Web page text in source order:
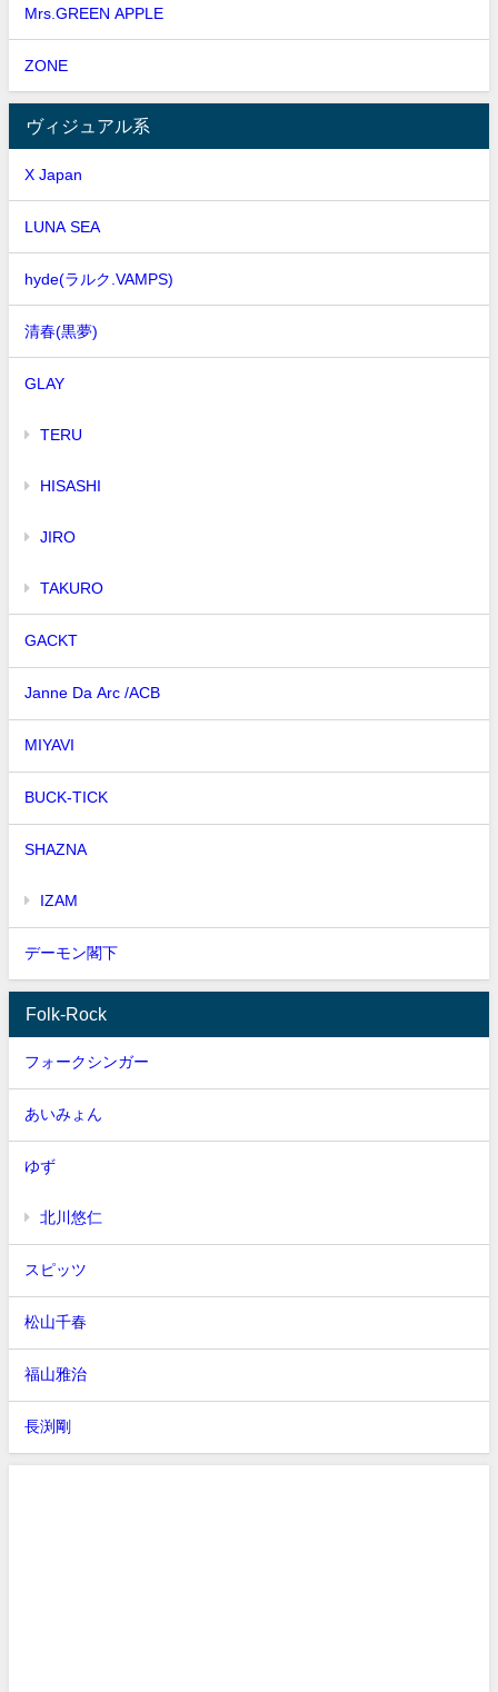
Mrs.GREEN APPLE
ZONE
ヴィジュアル系
X Japan
LUNA SEA
hyde(ラルク.VAMPS)
清春(黒夢)
GLAY
TERU
HISASHI
JIRO
TAKURO
GACKT
Janne Da Arc /ACB
MIYAVI
BUCK-TICK
SHAZNA
IZAM
デーモン閣下
Folk-Rock
フォークシンガー
あいみょん
ゆず
北川悠仁
スピッツ
松山千春
福山雅治
長渕剛